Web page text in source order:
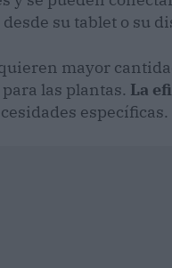
su tablet o su
mayor
las plantas. La
específicas.